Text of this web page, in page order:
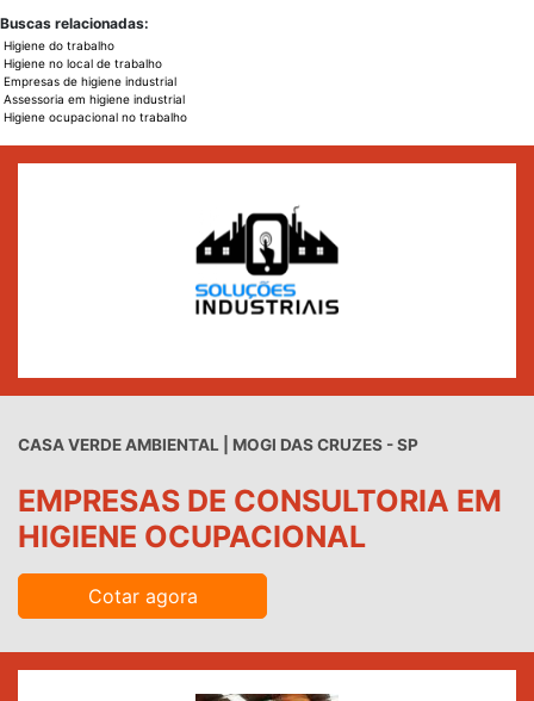
Buscas relacionadas:
Higiene do trabalho
Higiene no local de trabalho
Empresas de higiene industrial
Assessoria em higiene industrial
Higiene ocupacional no trabalho
CASA VERDE AMBIENTAL | MOGI DAS CRUZES - SP
EMPRESAS DE CONSULTORIA EM
HIGIENE OCUPACIONAL
Cotar agora